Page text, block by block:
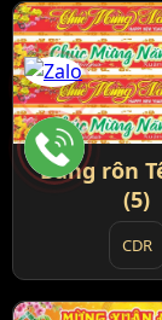
Băng rôn
(5)
CDR